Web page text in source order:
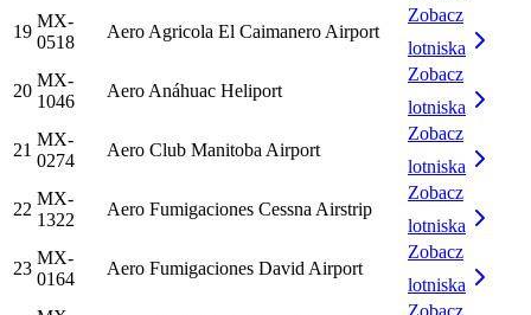
19
MX-
0518
Aero Agricola El Caimanero Airport
Zobacz
lotniska
20
MX-
1046
Aero Anáhuac Heliport
Zobacz
lotniska
21
MX-
0274
Aero Club Manitoba Airport
Zobacz
lotniska
22
MX-
1322
Aero Fumigaciones Cessna Airstrip
Zobacz
lotniska
23
MX-
0164
Aero Fumigaciones David Airport
Zobacz
lotniska
Zobacz